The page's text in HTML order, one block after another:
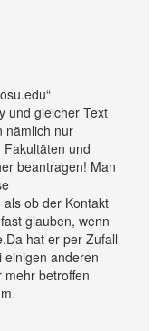
und gleicher Text
nämlich nur
und
beantragen! Man
als ob der Kontakt
glauben, wenn
hat er per Zufall
einigen anderen
mehr betroffen